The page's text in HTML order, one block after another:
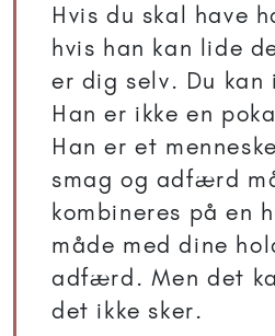
Hvis du skal have
hvis han kan lide
er dig selv. Du kan
Han er ikke en
Han er et
smag og adfærd
kombineres på en
måde med dine
adfærd. Men det
det ikke sker.